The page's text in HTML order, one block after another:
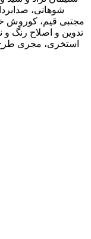
شوهانی،
مجتبی قیم، کوروش
تدوین و اصلاح رنگ و
استخری، مجری